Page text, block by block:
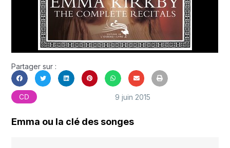
Partager sur :
CD 9 juin 2015
Emma ou la clé des songes